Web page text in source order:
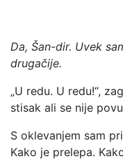
Da, Šan-dir. Uvek
drugačije.
„U redu. U redu!“,
stisak ali se nije
S oklevanjem sam
Kako je prelepa.